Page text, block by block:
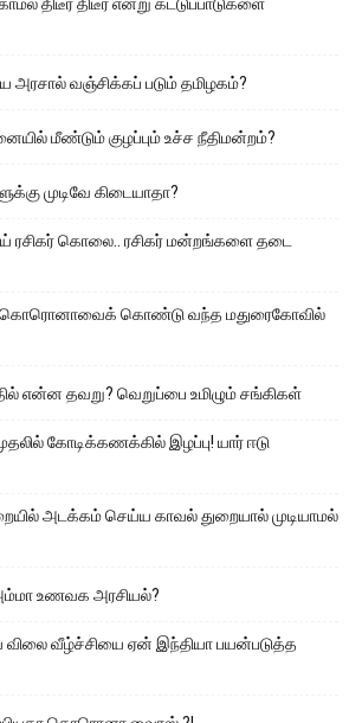
அரசால் வஞ்சிக்கப் படும் தமிழகம்?
மீண்டும் குழப்பும் உச்ச நீதிமன்றம்?
முடிவே கிடையாதா?
ரசிகர் கொலை.. ரசிகர் மன்றங்களை தடை
கொரொனாவைக் கொண்டு வந்த மதுரைகோவில்
என்ன தவறு? வெறுப்பை உமிழும் சங்கிகள்
கோடிக்கணக்கில் இழப்பு! யார் ஈடு
அடக்கம் செய்ய காவல் துறையால் முடியாமல்
உணவக அரசியல்?
வீழ்ச்சியை ஏன் இந்தியா பயன்படுத்த